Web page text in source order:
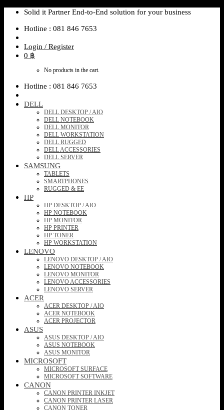
Skip
content
Solid it Partner End-to-End solution for your business
Hotline : 081 846 7653
Login / Register
0 ฿
No products in the cart.
Hotline : 081 846 7653
DELL
DELL DESKTOP / AIO
DELL NOTEBOOK
DELL MONITOR
DELL WORKSTATION
DELL RUGGED
DELL ACCESSORIES
DELL SERVER
SAMSUNG
TABLETS
SMARTPHONES
RUGGED & EE
HP
HP DESKTOP / AIO
HP NOTEBOOK
HP MONITOR
HP PRINTER
HP TONER
HP WORKSTATION
LENOVO
LENOVO DESKTOP / AIO
LENOVO NOTEBOOK
LENOVO MONITOR
LENOVO ACCESSORIES
LENOVO SERVER
ACER
ACER DESKTOP / AIO
ACER NOTEBOOK
ACER PROJECTOR
ASUS
ASUS DESKTOP / AIO
ASUS NOTEBOOK
ASUS MONITOR
MICROSOFT
MICROSOFT SURFACE
MICROSOFT SOFTWARE
CANON
CANON PRINTER INKJET
CANON PRINTER LASER
CANON TONER